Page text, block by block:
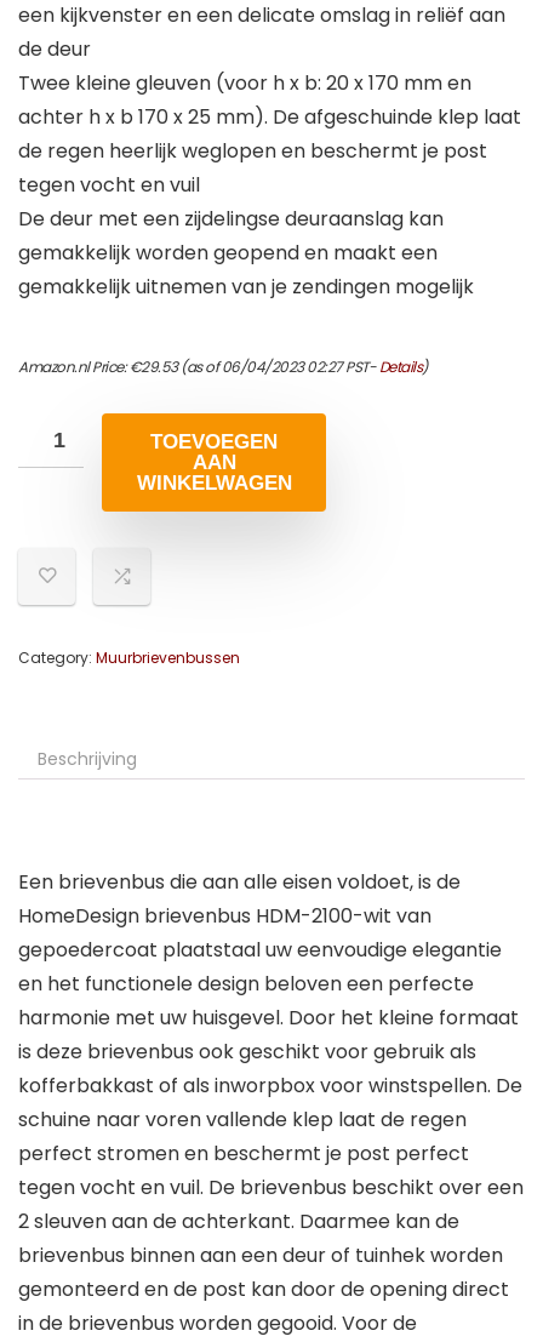
een kijkvenster en een delicate omslag in reliëf aan
de deur
Twee kleine gleuven (voor h x b: 20 x 170 mm en
achter h x b 170 x 25 mm). De afgeschuinde klep laat
de regen heerlijk weglopen en beschermt je post
tegen vocht en vuil
De deur met een zijdelingse deuraanslag kan
gemakkelijk worden geopend en maakt een
gemakkelijk uitnemen van je zendingen mogelijk
Amazon.nl Price:€29.53(as of 06/04/2023 02:27 PST-Details)
TOEVOEGEN
AAN
WINKELWAGEN
Category: Muurbrievenbussen
Beschrijving
Een brievenbus die aan alle eisen voldoet, is de
HomeDesign brievenbus HDM-2100-wit van
gepoedercoat plaatstaal uw eenvoudige elegantie
en het functionele design beloven een perfecte
harmonie met uw huisgevel. Door het kleine formaat
is deze brievenbus ook geschikt voor gebruik als
kofferbakkast of als inworpbox voor winstspellen. De
schuine naar voren vallende klep laat de regen
perfect stromen en beschermt je post perfect
tegen vocht en vuil. De brievenbus beschikt over een
2 sleuven aan de achterkant. Daarmee kan de
brievenbus binnen aan een deur of tuinhek worden
gemonteerd en de post kan door de opening direct
in de brievenbus worden gegooid. Voor de